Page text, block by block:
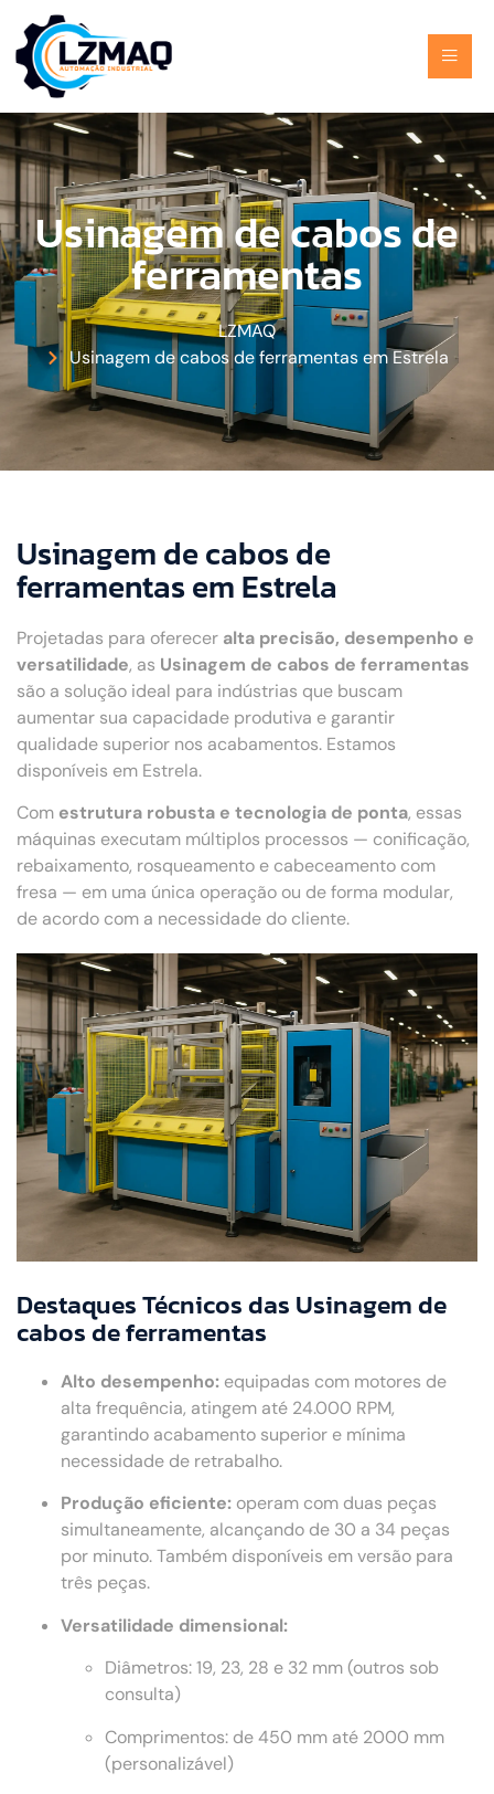
Usinagem de cabos de
ferramentas
LZMAQ
Usinagem de cabos de ferramentas em Estrela
Usinagem de cabos de
ferramentas em Estrela
Projetadas para oferecer alta precisão, desempenho e
versatilidade, as Usinagem de cabos de ferramentas
são a solução ideal para indústrias que buscam
aumentar sua capacidade produtiva e garantir
qualidade superior nos acabamentos. Estamos
disponíveis em Estrela.
Com estrutura robusta e tecnologia de ponta, essas
máquinas executam múltiplos processos — conificação,
rebaixamento, rosqueamento e cabeceamento com
fresa — em uma única operação ou de forma modular,
de acordo com a necessidade do cliente.
Destaques Técnicos das Usinagem de
cabos de ferramentas
Alto desempenho: equipadas com motores de
alta frequência, atingem até 24.000 RPM,
garantindo acabamento superior e mínima
necessidade de retrabalho.
Produção eficiente: operam com duas peças
simultaneamente, alcançando de 30 a 34 peças
por minuto. Também disponíveis em versão para
três peças.
Versatilidade dimensional:
Diâmetros: 19, 23, 28 e 32 mm (outros sob
consulta)
Comprimentos: de 450 mm até 2000 mm
(personalizável)